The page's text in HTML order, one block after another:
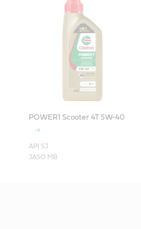
POWER1 Scooter 4T 5W-40
API SJ
JASO MB